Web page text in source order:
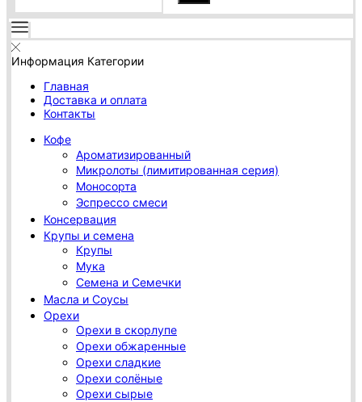
Информация Категории
Главная
Доставка и оплата
Контакты
Кофе
Ароматизированный
Микролоты (лимитированная серия)
Моносорта
Эспрессо смеси
Консервация
Крупы и семена
Крупы
Мука
Семена и Семечки
Масла и Соусы
Орехи
Орехи в скорлупе
Орехи обжаренные
Орехи сладкие
Орехи солёные
Орехи сырые